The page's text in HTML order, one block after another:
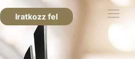
Iratkozz fel